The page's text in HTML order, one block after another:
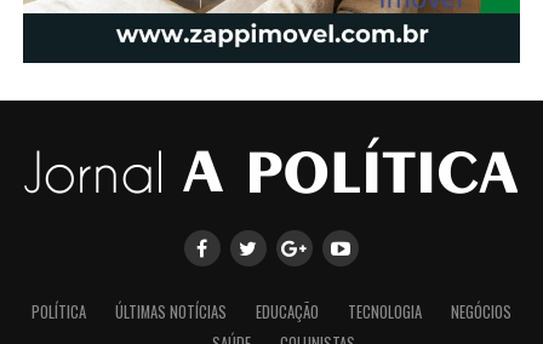
POLÍTICA ÚLTIMAS NOTÍCIAS EDUCAÇÃO TECNOLOGIA
NEGÓCIOS